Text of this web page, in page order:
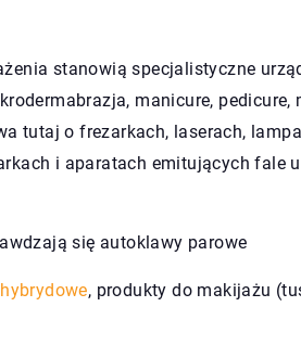
stanowią specjalistyczne
manicure, pedicure,
tutaj o frezarkach, laserach,
i aparatach emitujących fale
się autoklawy parowe
, produkty do makijażu